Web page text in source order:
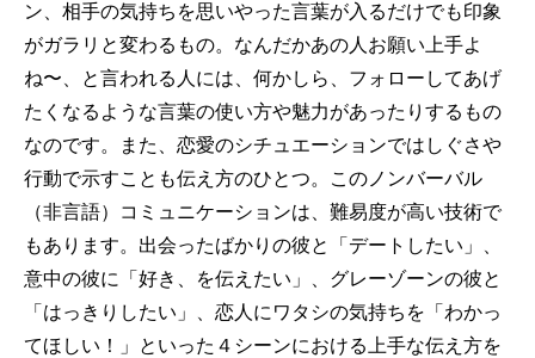
ン、相手の気持ちを思いやった言葉が入るだけでも印象
がガラリと変わるもの。なんだかあの人お願い上手よ
ね〜、と言われる人には、何かしら、フォローしてあげ
たくなるような言葉の使い方や魅力があったりするもの
なのです。また、恋愛のシチュエーションではしぐさや
行動で示すことも伝え方のひとつ。このノンバーバル
（非言語）コミュニケーションは、難易度が高い技術で
もあります。出会ったばかりの彼と「デートしたい」、
意中の彼に「好き、を伝えたい」、グレーゾーンの彼と
「はっきりしたい」、恋人にワタシの気持ちを「わかっ
てほしい！」といった４シーンにおける上手な伝え方を